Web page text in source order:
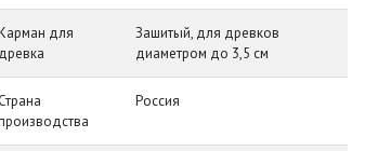
для
древка
Зашитый, для древков
диаметром до 3,5 см
Страна
Россия